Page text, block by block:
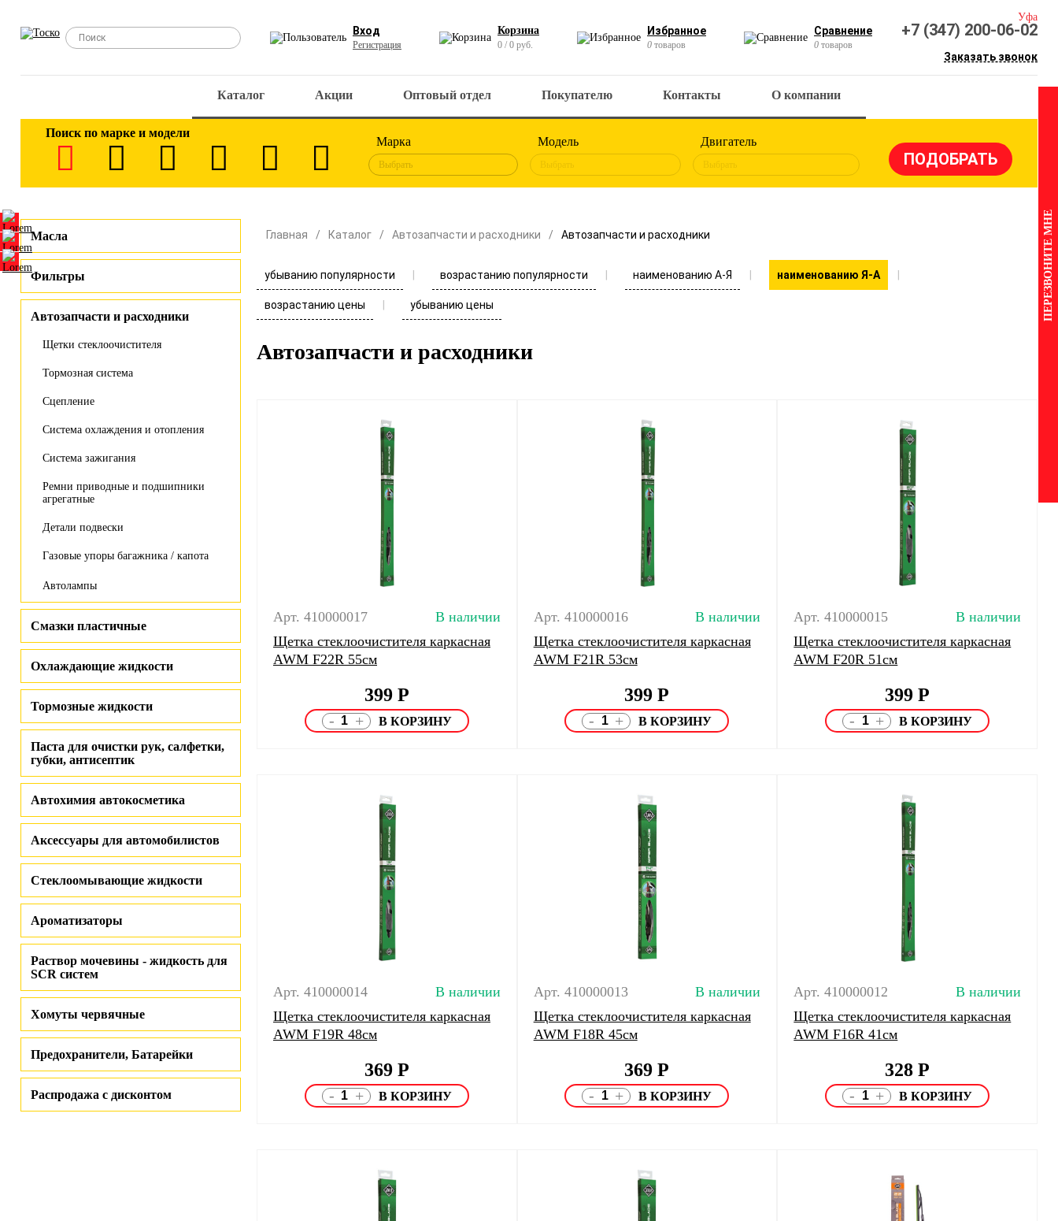
Вход
Регистрация
Корзина
0 / 0 руб.
Избранное
0 товаров
Сравнение
0 товаров
Уфа
+7 (347) 200-06-02
Заказать звонок
Каталог Акции Оптовый отдел Покупателю Контакты О компании
Поиск по марке и модели
Марка
Выбрать
Модель
Выбрать
Двигатель
Выбрать
Масла
Фильтры
Автозапчасти и расходники
Щетки стеклоочистителя
Тормозная система
Сцепление
Система охлаждения и отопления
Система зажигания
Ремни приводные и подшипники
агрегатные
Детали подвески
Газовые упоры багажника / капота
Автолампы
Смазки пластичные
Охлаждающие жидкости
Тормозные жидкости
Паста для очистки рук, салфетки,
губки, антисептик
Автохимия автокосметика
Аксессуары для автомобилистов
Стеклоомывающие жидкости
Ароматизаторы
Раствор мочевины - жидкость для
SCR систем
Хомуты червячные
Предохранители, Батарейки
Распродажа с дисконтом
Главная Каталог Автозапчасти и расходники Автозапчасти и расходники
убыванию популярности возрастанию популярности наименованию А-Я наименованию Я-А
возрастанию цены убыванию цены
Автозапчасти и расходники
Арт. 410000017
В наличии
Щетка стеклоочистителя каркасная
AWM F22R 55см
399 Р
- +
Арт. 410000016
В наличии
Щетка стеклоочистителя каркасная
AWM F21R 53см
399Р
- +
Арт. 410000015
В наличии
Щетка стеклоочистителя каркасная
AWM F20R 51см
399Р
- +
Арт. 410000014
В наличии
Щетка стеклоочистителя каркасная
AWM F19R 48см
369 Р
- +
Арт. 410000013
В наличии
Щетка стеклоочистителя каркасная
AWM F18R 45см
369Р
- +
Арт. 410000012
В наличии
Щетка стеклоочистителя каркасная
AWM F16R 41см
328Р
- +
ПЕРЕЗВОНИТЕ МНЕ